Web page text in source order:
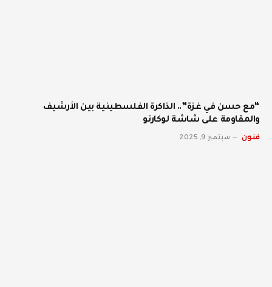
“مع حسن في غزة”.. الذاكرة الفلسطينية بين الأرشيف
والمقاومة على شاشة لوكارنو
فنون سبتمبر 9, 2025